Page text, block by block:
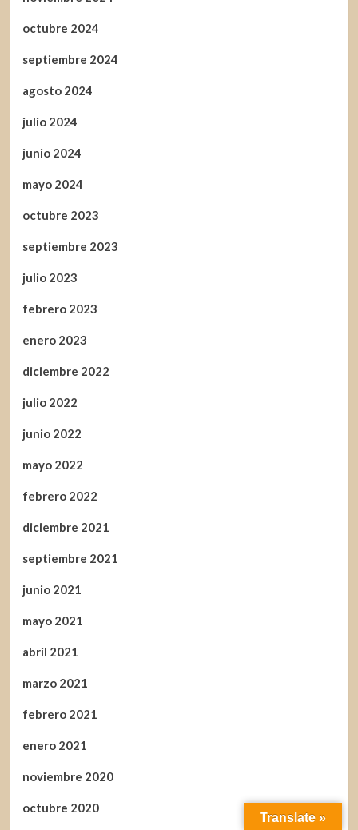
octubre 2024
septiembre 2024
agosto 2024
julio 2024
junio 2024
mayo 2024
octubre 2023
septiembre 2023
julio 2023
febrero 2023
enero 2023
diciembre 2022
julio 2022
junio 2022
mayo 2022
febrero 2022
diciembre 2021
septiembre 2021
junio 2021
mayo 2021
abril 2021
marzo 2021
febrero 2021
enero 2021
noviembre 2020
octubre 2020
Translate »